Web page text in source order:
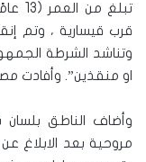
قرب قيسارية ، وتم
وتناشد الشرطة
او منقذين”. وأفادت
وأضاف الناطق
مروحية بعد